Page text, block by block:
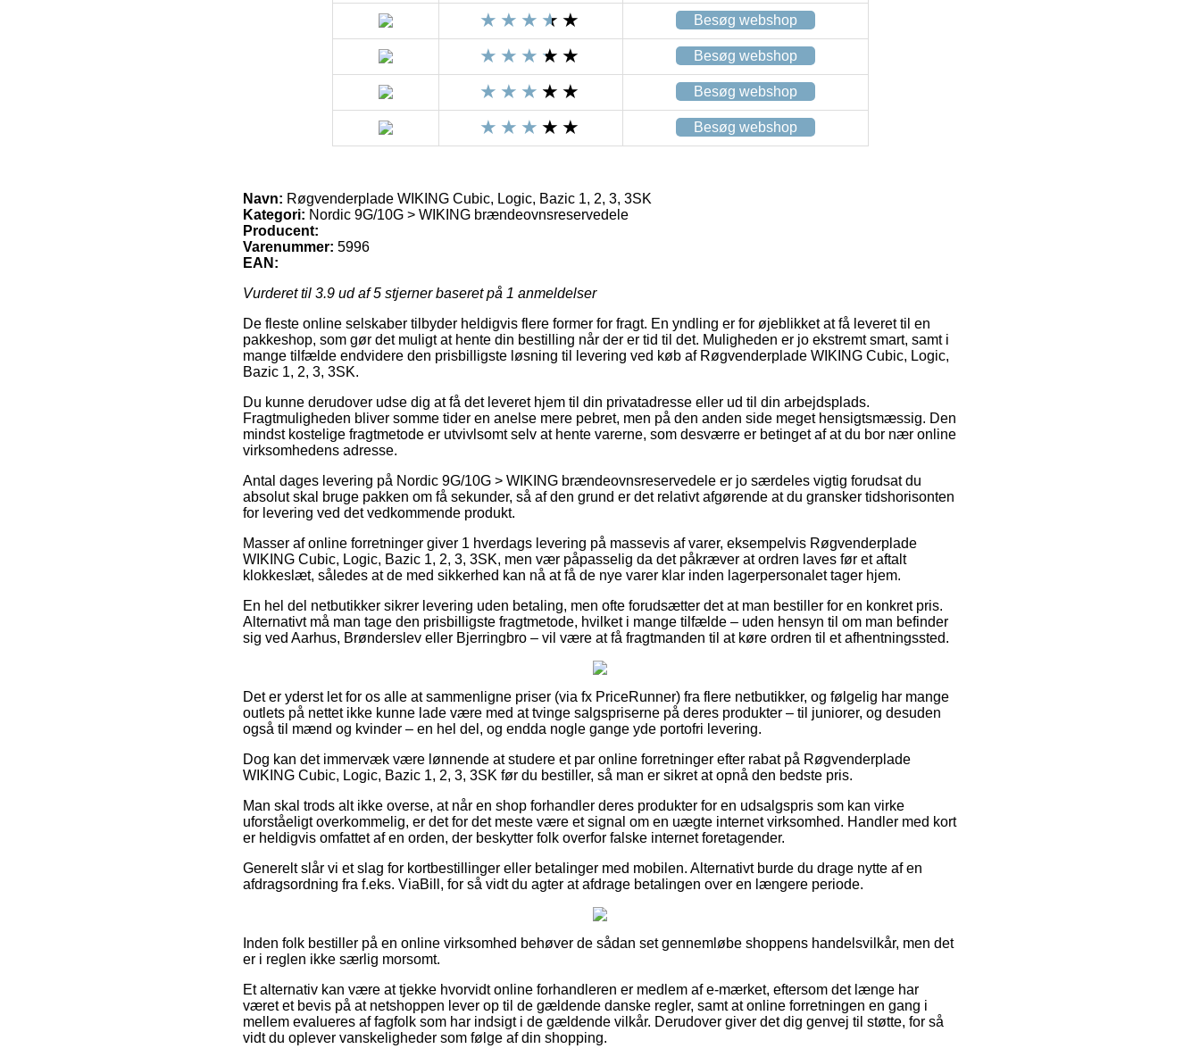
Besøg webshop
Besøg webshop
Besøg webshop
Besøg webshop
Navn: Røgvenderplade WIKING Cubic, Logic, Bazic 1, 2, 3, 3SK
Kategori: Nordic 9G/10G > WIKING brændeovnsreservedele
Producent:
Varenummer: 5996
EAN:
Vurderet til 3.9 ud af 5 stjerner baseret på 1 anmeldelser
De fleste online selskaber tilbyder heldigvis flere former for fragt. En yndling er for øjeblikket at få leveret til en
pakkeshop, som gør det muligt at hente din bestilling når der er tid til det. Muligheden er jo ekstremt smart, samt i
mange tilfælde endvidere den prisbilligste løsning til levering ved køb af Røgvenderplade WIKING Cubic, Logic,
Bazic 1, 2, 3, 3SK.
Du kunne derudover udse dig at få det leveret hjem til din privatadresse eller ud til din arbejdsplads.
Fragtmuligheden bliver somme tider en anelse mere pebret, men på den anden side meget hensigtsmæssig. Den
mindst kostelige fragtmetode er utvivlsomt selv at hente varerne, som desværre er betinget af at du bor nær online
virksomhedens adresse.
Antal dages levering på Nordic 9G/10G > WIKING brændeovnsreservedele er jo særdeles vigtig forudsat du
absolut skal bruge pakken om få sekunder, så af den grund er det relativt afgørende at du gransker tidshorisonten
for levering ved det vedkommende produkt.
Masser af online forretninger giver 1 hverdags levering på massevis af varer, eksempelvis Røgvenderplade
WIKING Cubic, Logic, Bazic 1, 2, 3, 3SK, men vær påpasselig da det påkræver at ordren laves før et aftalt
klokkeslæt, således at de med sikkerhed kan nå at få de nye varer klar inden lagerpersonalet tager hjem.
En hel del netbutikker sikrer levering uden betaling, men ofte forudsætter det at man bestiller for en konkret pris.
Alternativt må man tage den prisbilligste fragtmetode, hvilket i mange tilfælde – uden hensyn til om man befinder
sig ved Aarhus, Brønderslev eller Bjerringbro – vil være at få fragtmanden til at køre ordren til et afhentningssted.
Det er yderst let for os alle at sammenligne priser (via fx PriceRunner) fra flere netbutikker, og følgelig har mange
outlets på nettet ikke kunne lade være med at tvinge salgspriserne på deres produkter – til juniorer, og desuden
også til mænd og kvinder – en hel del, og endda nogle gange yde portofri levering.
Dog kan det immervæk være lønnende at studere et par online forretninger efter rabat på Røgvenderplade
WIKING Cubic, Logic, Bazic 1, 2, 3, 3SK før du bestiller, så man er sikret at opnå den bedste pris.
Man skal trods alt ikke overse, at når en shop forhandler deres produkter for en udsalgspris som kan virke
uforståeligt overkommelig, er det for det meste være et signal om en uægte internet virksomhed. Handler med kort
er heldigvis omfattet af en orden, der beskytter folk overfor falske internet foretagender.
Generelt slår vi et slag for kortbestillinger eller betalinger med mobilen. Alternativt burde du drage nytte af en
afdragsordning fra f.eks. ViaBill, for så vidt du agter at afdrage betalingen over en længere periode.
Inden folk bestiller på en online virksomhed behøver de sådan set gennemløbe shoppens handelsvilkår, men det
er i reglen ikke særlig morsomt.
Et alternativ kan være at tjekke hvorvidt online forhandleren er medlem af e-mærket, eftersom det længe har
været et bevis på at netshoppen lever op til de gældende danske regler, samt at online forretningen en gang i
mellem evalueres af fagfolk som har indsigt i de gældende vilkår. Derudover giver det dig genvej til støtte, for så
vidt du oplever vanskeligheder som følge af din shopping.